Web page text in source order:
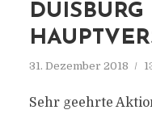
31. Dezember 2018
Sehr geehrte